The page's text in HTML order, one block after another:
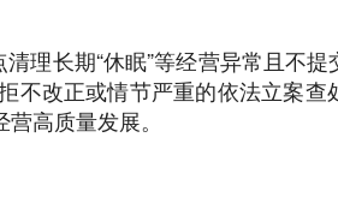
理长期“休眠”等经营异常且不
改正或情节严重的依法立案
高质量发展。